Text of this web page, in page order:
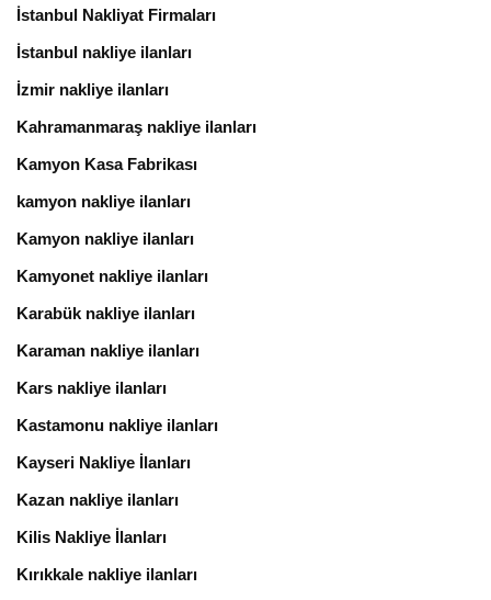
İstanbul Nakliyat Firmaları
İstanbul nakliye ilanları
İzmir nakliye ilanları
Kahramanmaraş nakliye ilanları
Kamyon Kasa Fabrikası
kamyon nakliye ilanları
Kamyon nakliye ilanları
Kamyonet nakliye ilanları
Karabük nakliye ilanları
Karaman nakliye ilanları
Kars nakliye ilanları
Kastamonu nakliye ilanları
Kayseri Nakliye İlanları
Kazan nakliye ilanları
Kilis Nakliye İlanları
Kırıkkale nakliye ilanları